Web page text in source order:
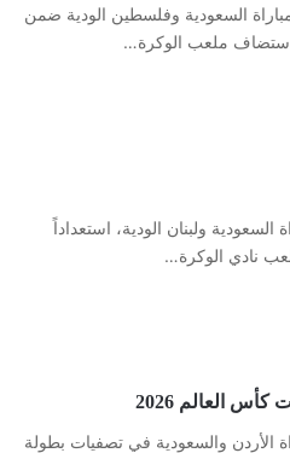
السعودية وفلسطين الودية ضمن
ولبنان الودية، استعداداً
نادي الوكرة…
العالم 2026
الأردن والسعودية في تصفيات بطولة